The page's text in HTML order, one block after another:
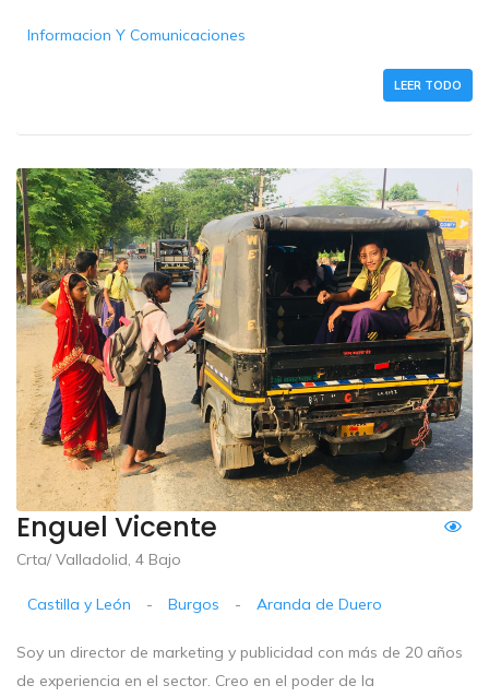
Informacion Y Comunicaciones
LEER TODO
Enguel Vicente
Crta/ Valladolid, 4 Bajo
Castilla y León - Burgos - Aranda de Duero
Soy un director de marketing y publicidad con más de 20 años
de experiencia en el sector. Creo en el poder de la